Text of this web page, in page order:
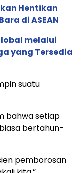
Hentikan
di ASEAN
melalui
yang Tersedia
suatu
bahwa setiap
bertahun-
pemborosan